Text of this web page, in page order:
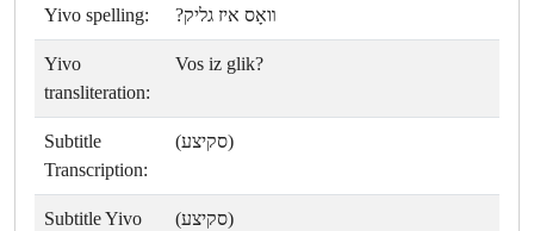
Yivo spelling: װאָס איז גליק?
Yivo
transliteration:
Vos iz glik?
Subtitle
Transcription:
(סקיצע)
Subtitle Yivo
(סקיצע)